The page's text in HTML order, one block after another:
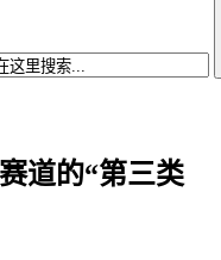
道的“第三类